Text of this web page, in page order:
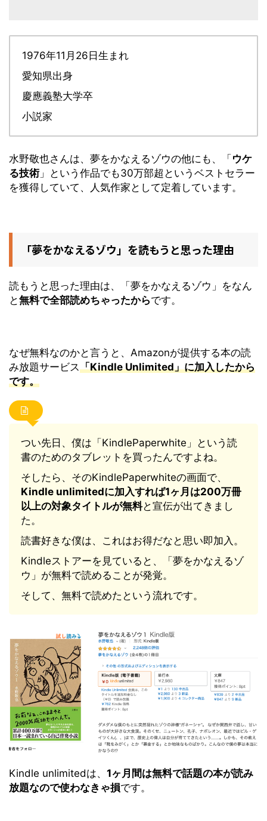
1976年11月26日生まれ
愛知県出身
慶應義塾大学卒
小説家
水野敬也さんは、夢をかなえるゾウの他にも、「 ウケ
る技術」という作品でも30万部超というベストセラー
を獲得していて、人気作家として定着しています。
「夢をかなえるゾウ」を読もうと思った理由
読もうと思った理由は、「夢をかなえるゾウ」をなん
と無料で全部読めちゃったからです。
なぜ無料なのかと言うと、Amazonが提供する本の読
み放題サービス「Kindle Unlimited」に加入したから
です。
つい先日、僕は「KindlePaperwhite」という読
書のためのタブレットを買ったんですよね。
そしたら、そのKindlePaperwhiteの画面で、
Kindle unlimitedに加入すれば1ヶ月は200万冊
以上の対象タイトルが無料と宣伝が出てきまし
た。
読書好きな僕は、これはお得だなと思い即加入。
Kindleストアーを見ていると、「夢をかなえるゾ
ウ」が無料で読めることが発覚。
そして、無料で読めたという流れです。
Kindle unlimitedは、 1ヶ月間は無料で話題の本が読み
放題なので使わなきゃ損です。